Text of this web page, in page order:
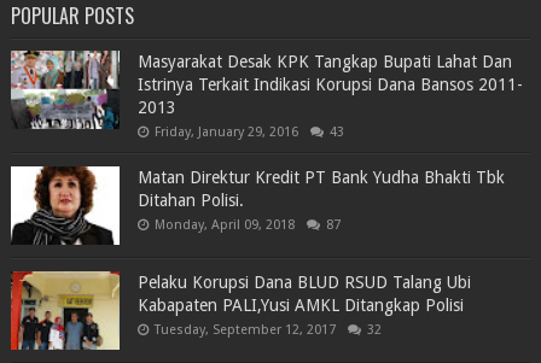
POPULAR POSTS
Masyarakat Desak KPK Tangkap Bupati Lahat Dan
Istrinya Terkait Indikasi Korupsi Dana Bansos 2011-
2013
Friday, January 29, 2016 43
Matan Direktur Kredit PT Bank Yudha Bhakti Tbk
Ditahan Polisi.
Monday, April 09, 2018 87
Pelaku Korupsi Dana BLUD RSUD Talang Ubi
Kabapaten PALI,Yusi AMKL Ditangkap Polisi
Tuesday, September 12, 2017 32